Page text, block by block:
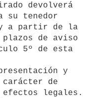
devolverá
su tenedor
y a partir de la
de aviso
5º de esta
de
legales.